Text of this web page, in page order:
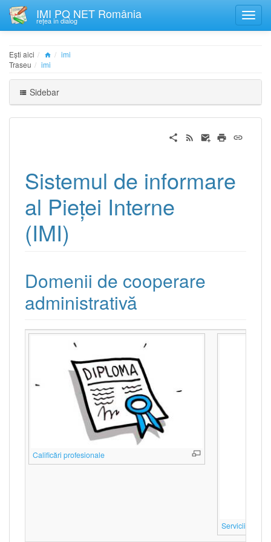
IMI PQ NET România
rețea în dialog
Ești aici
imi
Traseu
imi
Sidebar
Sistemul de informare
al Pieţei Interne
(IMI)
Domenii de cooperare
administrativă
Calificări profesionale
Servicii